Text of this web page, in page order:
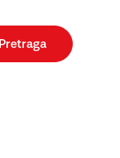
Pretraga